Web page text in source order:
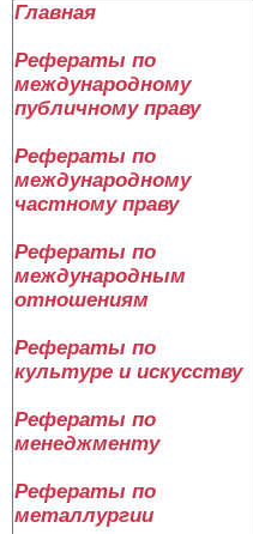
Главная
Рефераты по
международному
публичному праву
Рефераты по
международному
частному праву
Рефераты по
международным
отношениям
Рефераты по
культуре и искусству
Рефераты по
менеджменту
Рефераты по
металлургии